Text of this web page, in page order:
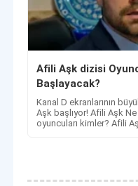
Afili Aşk dizisi
Başlayacak?
Kanal D ekranlarının
Aşk başlıyor! Afili Aşk
oyuncuları kimler? Afili